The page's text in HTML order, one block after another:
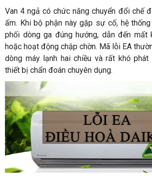
Van 4 ngả có chức năng chuyển đổi chế
ấm. Khi bộ phận này gặp sự cố, hệ
phối dòng ga đúng hướng, dẫn đến mất
hoặc hoạt động chập chờn. Mã lỗi EA
dòng máy lạnh hai chiều và rất khó phát
thiết bị chẩn đoán chuyên dụng.